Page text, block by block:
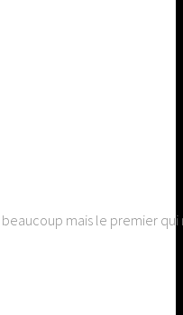
beaucoup mais le premier qui